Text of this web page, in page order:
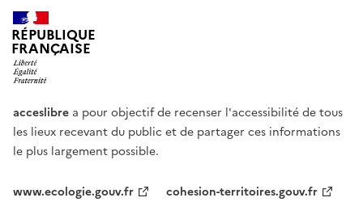
RÉPUBLIQUE
FRANÇAISE
acceslibre a pour objectif de recenser l'accessibilité de tous
les lieux recevant du public et de partager ces informations
le plus largement possible.
www.ecologie.gouv.fr
cohesion-territoires.gouv.fr